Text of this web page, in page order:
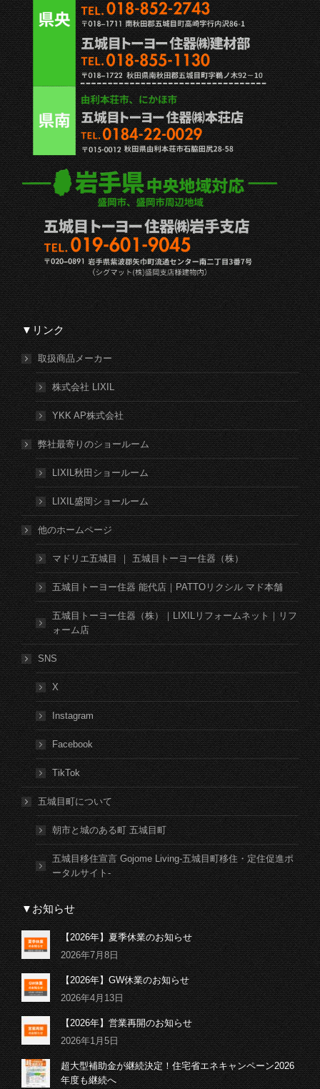
▼リンク
取扱商品メーカー
株式会社 LIXIL
YKK AP株式会社
弊社最寄りのショールーム
LIXIL秋田ショールーム
LIXIL盛岡ショールーム
他のホームページ
マドリエ五城目 ｜ 五城目トーヨー住器（株）
五城目トーヨー住器 能代店｜PATTOリクシル マド本舗
五城目トーヨー住器（株）｜LIXILリフォームネット｜リフ
ォーム店
SNS
X
Instagram
Facebook
TikTok
五城目町について
朝市と城のある町 五城目町
五城目移住宣言 Gojome Living-五城目町移住・定住促進ポ
ータルサイト-
▼お知らせ
【2026年】夏季休業のお知らせ
2026年7月8日
【2026年】GW休業のお知らせ
2026年4月13日
【2026年】営業再開のお知らせ
2026年1月5日
超大型補助金が継続決定！住宅省エネキャンペーン2026
年度も継続へ